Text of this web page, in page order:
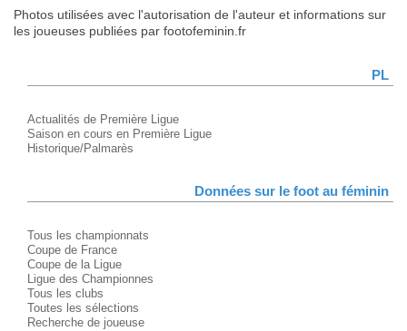
Photos utilisées avec l'autorisation de l'auteur et informations sur
les joueuses publiées par footofeminin.fr
PL
Actualités de Première Ligue
Saison en cours en Première Ligue
Historique/Palmarès
Données sur le foot au féminin
Tous les championnats
Coupe de France
Coupe de la Ligue
Ligue des Championnes
Tous les clubs
Toutes les sélections
Recherche de joueuse